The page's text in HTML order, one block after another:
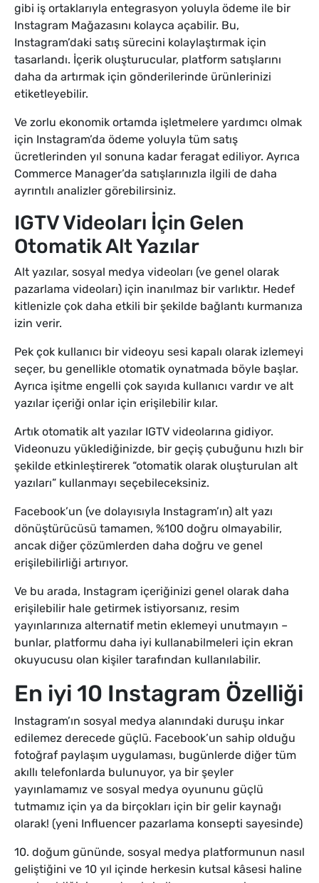
gibi iş ortaklarıyla entegrasyon yoluyla ödeme ile bir
Instagram Mağazasını kolayca açabilir. Bu,
Instagram’daki satış sürecini kolaylaştırmak için
tasarlandı. İçerik oluşturucular, platform satışlarını
daha da artırmak için gönderilerinde ürünlerinizi
etiketleyebilir.
Ve zorlu ekonomik ortamda işletmelere yardımcı olmak
için Instagram’da ödeme yoluyla tüm satış
ücretlerinden yıl sonuna kadar feragat ediliyor. Ayrıca
Commerce Manager’da satışlarınızla ilgili de daha
ayrıntılı analizler görebilirsiniz.
IGTV Videoları İçin Gelen
Otomatik Alt Yazılar
Alt yazılar, sosyal medya videoları (ve genel olarak
pazarlama videoları) için inanılmaz bir varlıktır. Hedef
kitlenizle çok daha etkili bir şekilde bağlantı kurmanıza
izin verir.
Pek çok kullanıcı bir videoyu sesi kapalı olarak izlemeyi
seçer, bu genellikle otomatik oynatmada böyle başlar.
Ayrıca işitme engelli çok sayıda kullanıcı vardır ve alt
yazılar içeriği onlar için erişilebilir kılar.
Artık otomatik alt yazılar IGTV videolarına gidiyor.
Videonuzu yüklediğinizde, bir geçiş çubuğunu hızlı bir
şekilde etkinleştirerek “otomatik olarak oluşturulan alt
yazıları” kullanmayı seçebileceksiniz.
Facebook’un (ve dolayısıyla Instagram’ın) alt yazı
dönüştürücüsü tamamen, %100 doğru olmayabilir,
ancak diğer çözümlerden daha doğru ve genel
erişilebilirliği artırıyor.
Ve bu arada, Instagram içeriğinizi genel olarak daha
erişilebilir hale getirmek istiyorsanız, resim
yayınlarınıza alternatif metin eklemeyi unutmayın –
bunlar, platformu daha iyi kullanabilmeleri için ekran
okuyucusu olan kişiler tarafından kullanılabilir.
En iyi 10 Instagram Özelliği
Instagram’ın sosyal medya alanındaki duruşu inkar
edilemez derecede güçlü. Facebook’un sahip olduğu
fotoğraf paylaşım uygulaması, bugünlerde diğer tüm
akıllı telefonlarda bulunuyor, ya bir şeyler
yayınlamamız ve sosyal medya oyununu güçlü
tutmamız için ya da birçokları için bir gelir kaynağı
olarak! (yeni Influencer pazarlama konsepti sayesinde)
10. doğum gününde, sosyal medya platformunun nasıl
geliştiğini ve 10 yıl içinde herkesin kutsal kâsesi haline